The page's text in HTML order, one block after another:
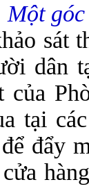
Một
sát
dân
của
tại
đẩy